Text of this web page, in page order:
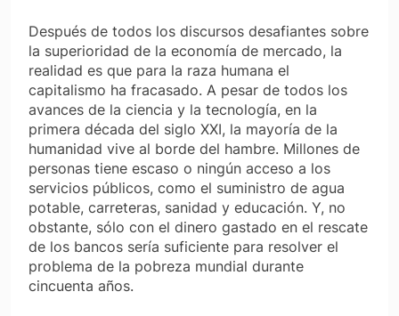
Después de todos los discursos desafiantes sobre
la superioridad de la economía de mercado, la
realidad es que para la raza humana el
capitalismo ha fracasado. A pesar de todos los
avances de la ciencia y la tecnología, en la
primera década del siglo XXI, la mayoría de la
humanidad vive al borde del hambre. Millones de
personas tiene escaso o ningún acceso a los
servicios públicos, como el suministro de agua
potable, carreteras, sanidad y educación. Y, no
obstante, sólo con el dinero gastado en el rescate
de los bancos sería suficiente para resolver el
problema de la pobreza mundial durante
cincuenta años.